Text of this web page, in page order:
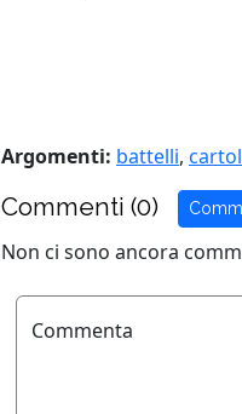
Argomenti: battelli,
Commenti (0)
Non ci sono ancora
Commenta